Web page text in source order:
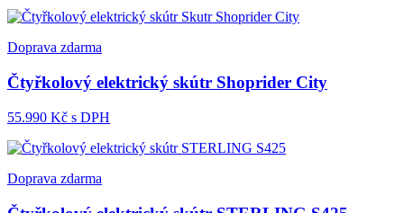
Doprava zdarma
Čtyřkolový elektrický skútr Shoprider City
55.990 Kč s DPH
Doprava zdarma